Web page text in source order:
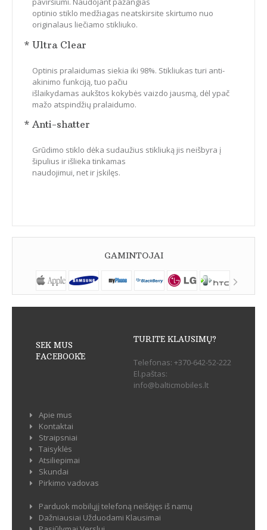
optinio stiklo medžiagas neatskirsite skirtumo nuo
originalaus liečiamo stikliuko.
* Ultra Clear
Optinis pralaidumas siekia iki 98%. Stikliukas turi anti-
akinimo funkciją, tuo pačiu
išlaikydamas aukštos kokybės vaizdo jausmą, dėl ypač
mažo atspindžių pralaidumo.
* Anti-shatter
Grūdimo stiklo dėka sudaužius stikliuką jis neišbyra į
šipulius ir išlieka tinkamas
naudojimui, net ir įskilęs.
GAMINTOJAI
SEK MUS
FACEBOOK`E
TURITE KLAUSIMŲ?
Telefonas: +370-642-52-222
El.paštas:
info@balticmobiles.lt
Apie mus
Kontaktai
Straipsniai
Taisyklės
Atsiliepimai
Skundai
Pirkimo vadovas
Parduok mobilųjį telefoną neišėjęs iš namų
Dažniausiai Užduodami Klausimai